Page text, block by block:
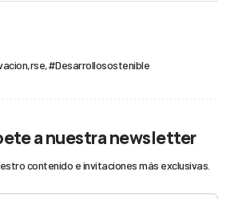
rse #Desarrollosostenible
a nuestra newsletter
contenido e invitaciones más exclusivas.